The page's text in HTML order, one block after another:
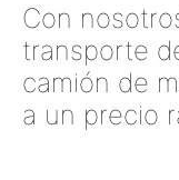
Con
transporte
camión de
a un precio